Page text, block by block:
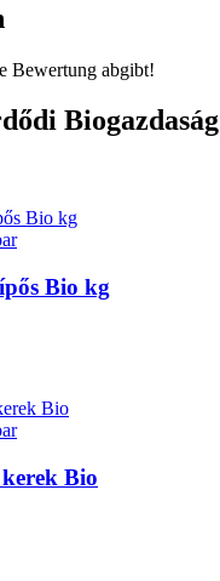
Bewertung abgibt!
Biogazdaság
Bio kg
Bio kg
Bio
Bio